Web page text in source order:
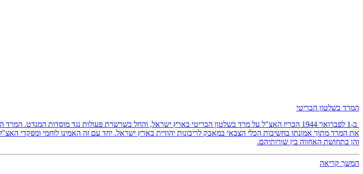
המרד בשלטון הבריטי
ב-1 לפברואר 1944 הכריז האצ"ל על מרד בשלטון הבריטי בארץ ישראל, והחל בשרשרת פעולות נגד מוסדות
את המרד מתוך אמונתו בחשיבות הכלי הצבאי במאבק לריבונות יהודית בארץ ישראל. יחד עם זה האמינו לוחמי ומפקדי
והן בתחושת האחווה בין שורותיהם.
המשך קריאה